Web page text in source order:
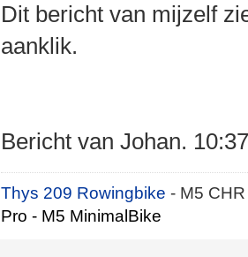
Dit bericht van mijzelf
aanklik.
Bericht van Johan.
Thys 209 Rowingbike- M5
Pro - M5 MinimalBike